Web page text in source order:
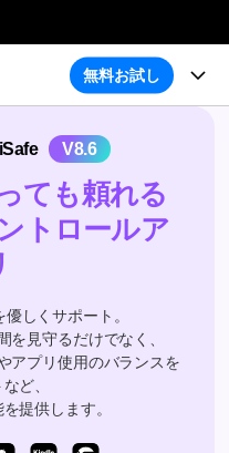
無料お試し
ントロール
V8.6
ても頼れる
トロールア
しくサポート。
を見守るだけでなく、
アプリ使用のバランスを
ど、
提供します。